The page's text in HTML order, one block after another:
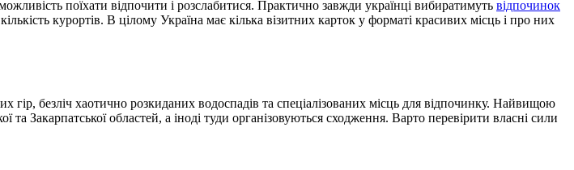
поїхати відпочити і розслабитися. Практично завжди українці вибиратимуть відпочинок
курортів. В цілому Україна має кілька візитних карток у форматі красивих місць і про них
безліч хаотично розкиданих водоспадів та спеціалізованих місць для відпочинку. Найвищою
Закарпатської областей, а іноді туди організовуються сходження. Варто перевірити власні сили